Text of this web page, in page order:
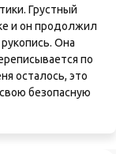
Грустный
и он продолжил
Она
по
осталось, это
безопасную